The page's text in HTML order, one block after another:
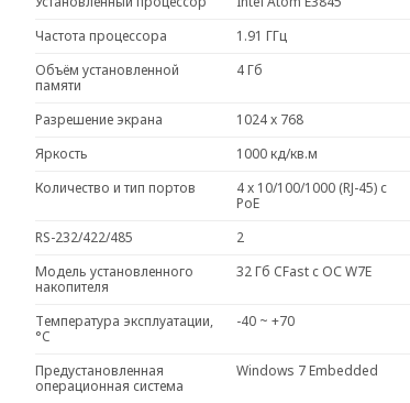
Частота процессора
1.91 ГГц
Объём установленной
памяти
4 Гб
Разрешение экрана
1024 x 768
Яркость
1000 кд/кв.м
Количество и тип портов
4 x 10/100/1000 (RJ-45) c
PoE
RS-232/422/485
2
Модель установленного
накопителя
32 Гб CFast c ОС W7E
Температура эксплуатации,
°C
-40 ~ +70
Предустановленная
операционная система
Windows 7 Embedded